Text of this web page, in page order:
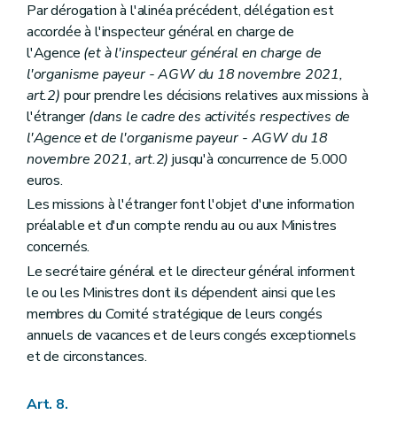
Par dérogation à l'alinéa précédent, délégation est
accordée à l'inspecteur général en charge de
l'Agence (et à l'inspecteur général en charge de
l'organisme payeur - AGW du 18 novembre 2021,
art.2) pour prendre les décisions relatives aux missions à
l'étranger(dans le cadre des activités respectives de
l'Agence et de l'organisme payeur - AGW du 18
novembre 2021, art.2) jusqu'à concurrence de 5.000
euros.
Les missions à l'étranger font l'objet d'une information
préalable et d'un compte rendu au ou aux Ministres
concernés.
Le secrétaire général et le directeur général informent
le ou les Ministres dont ils dépendent ainsi que les
membres du Comité stratégique de leurs congés
annuels de vacances et de leurs congés exceptionnels
et de circonstances.
Art. 8.